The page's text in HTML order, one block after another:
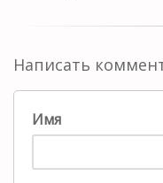
Написать
Имя